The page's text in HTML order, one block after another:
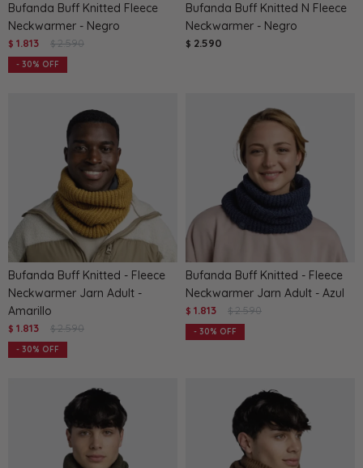
Bufanda Buff Knitted Fleece
Neckwarmer - Negro
$ 1.813 $ 2.590
30
Bufanda Buff Knitted N Fleece
Neckwarmer - Negro
$ 2.590
Bufanda Buff Knitted - Fleece
Neckwarmer Jarn Adult -
Amarillo
$ 1.813 $ 2.590
30
Bufanda Buff Knitted - Fleece
Neckwarmer Jarn Adult - Azul
$ 1.813 $ 2.590
30